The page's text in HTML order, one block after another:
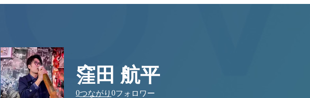
窪田 航平
0つながり 0フォロワー